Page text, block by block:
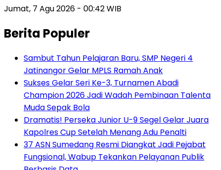
Jumat, 7 Agu 2026 - 00:42 WIB
Berita Populer
Sambut Tahun Pelajaran Baru, SMP Negeri 4
Jatinangor Gelar MPLS Ramah Anak
Sukses Gelar Seri Ke-3, Turnamen Abadi
Champion 2026 Jadi Wadah Pembinaan Talenta
Muda Sepak Bola
Dramatis! Perseka Junior U-9 Segel Gelar Juara
Kapolres Cup Setelah Menang Adu Penalti
37 ASN Sumedang Resmi Diangkat Jadi Pejabat
Fungsional, Wabup Tekankan Pelayanan Publik